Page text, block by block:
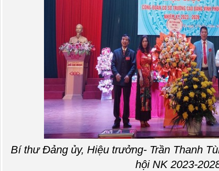
Bí thư Đảng ủy, Hiệu trưởng- Trần Thanh
hội NK 2023-